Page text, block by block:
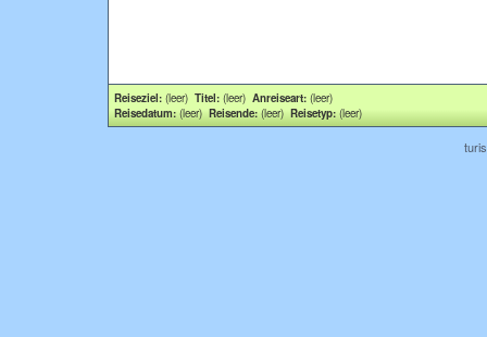
Reiseziel: (leer) Titel: (leer) Anreiseart: (leer)
Reisedatum: (leer) Reisende: (leer) Reisetyp: (leer)